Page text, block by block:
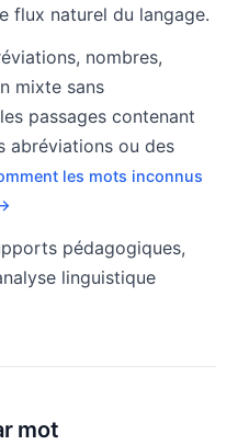
flux naturel du langage.
nombres,
mixte sans
passages contenant
abréviations ou des
les mots inconnus
pédagogiques,
linguistique
mot